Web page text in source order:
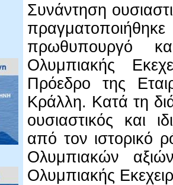
Συνάντηση
πρωθυπουργό
Ολυμπιακής
Πρόεδρο της
Κράλλη. Κατά τη
ουσιαστικός και
από τον ιστορικό
Ολυμπιακών
Ολυμπιακής